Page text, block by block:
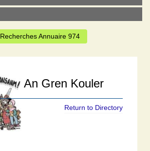
Recherches Annuaire 974
An Gren Kouler
Return to Directory